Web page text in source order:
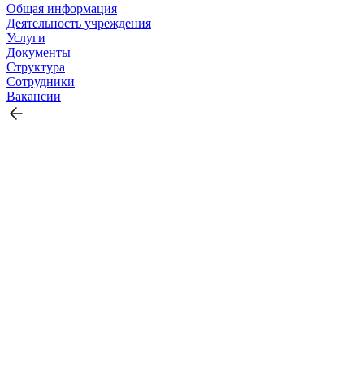
Общая информация
Деятельность учреждения
Услуги
Документы
Структура
Сотрудники
Вакансии